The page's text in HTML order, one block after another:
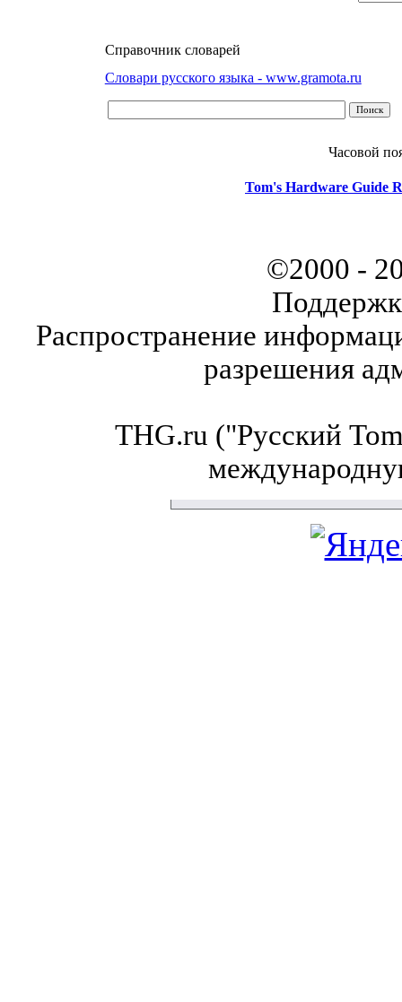
Справочник словарей
Словари русского языка - www.gramota.ru
Часовой
Tom's Hardware Guide
©2000 -
Распространение
разрешения
THG.ru ("Русский